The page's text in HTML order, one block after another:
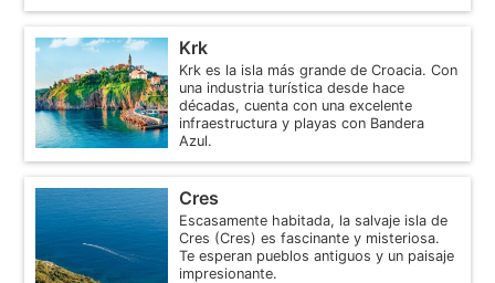
Krk
Krk es la isla más grande de Croacia. Con
una industria turística desde hace
décadas, cuenta con una excelente
infraestructura y playas con Bandera
Azul.
Cres
Escasamente habitada, la salvaje isla de
Cres (Cres) es fascinante y misteriosa.
Te esperan pueblos antiguos y un paisaje
impresionante.